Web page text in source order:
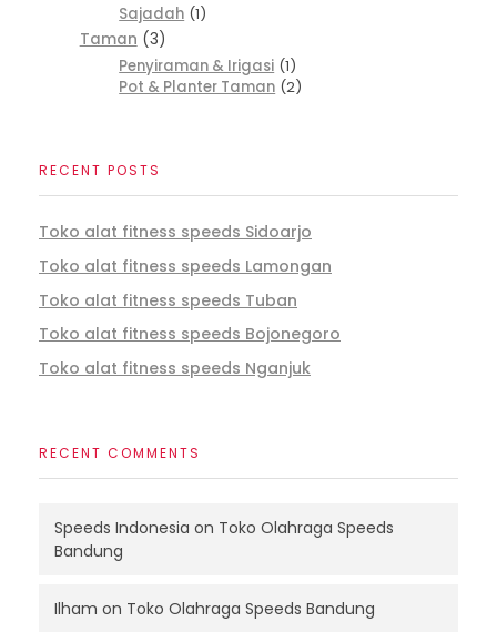
Sajadah 1
Taman
3
Penyiraman & Irigasi 1
Pot & Planter Taman 2
RECENT POSTS
Toko alat fitness speeds Sidoarjo
Toko alat fitness speeds Lamongan
Toko alat fitness speeds Tuban
Toko alat fitness speeds Bojonegoro
Toko alat fitness speeds Nganjuk
RECENT COMMENTS
Speeds Indonesia on Toko Olahraga Speeds
Bandung
Ilham on Toko Olahraga Speeds Bandung